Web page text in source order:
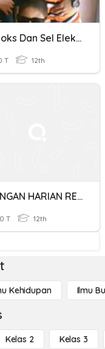
Redoks Dan Sel Elektrokimia
T 12th
ULANGAN HARIAN REAKSI REDOKS DAN ELEKTROKIMIA
T 12th
Kehidupan Ilmu
Kelas 2 Kelas 3